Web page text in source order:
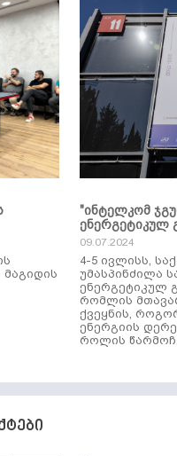
მაგიდის
"ინტელკომ
ენერგეტიკულ
09.07.2024
4-5 ივლისს,
უმასპინძილა
ენერგეტიკულ
რომლის
ქვეყნის,
ენერგიის
როლის